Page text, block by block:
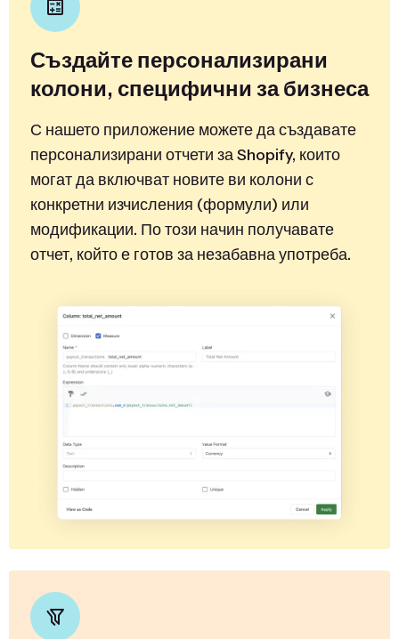
Създайте персонализирани
колони, специфични за бизнеса
С нашето приложение можете да създавате
персонализирани отчети за Shopify, които
могат да включват новите ви колони с
конкретни изчисления (формули) или
модификации. По този начин получавате
отчет, който е готов за незабавна употреба.